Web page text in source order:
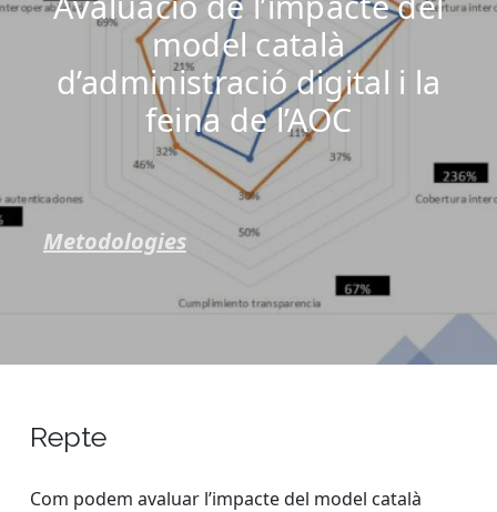
model català
d’administració digital i la
feina de l’AOC
Metodologies
Repte
Com podem avaluar l’impacte del model català